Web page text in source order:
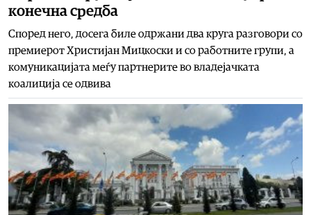
конечна средба
Според него, досега биле одржани два круга разговори со
премиерот Христијан Мицкоски и со работните групи, а
комуникацијата меѓу партнерите во владејачката
коалиција се одвива